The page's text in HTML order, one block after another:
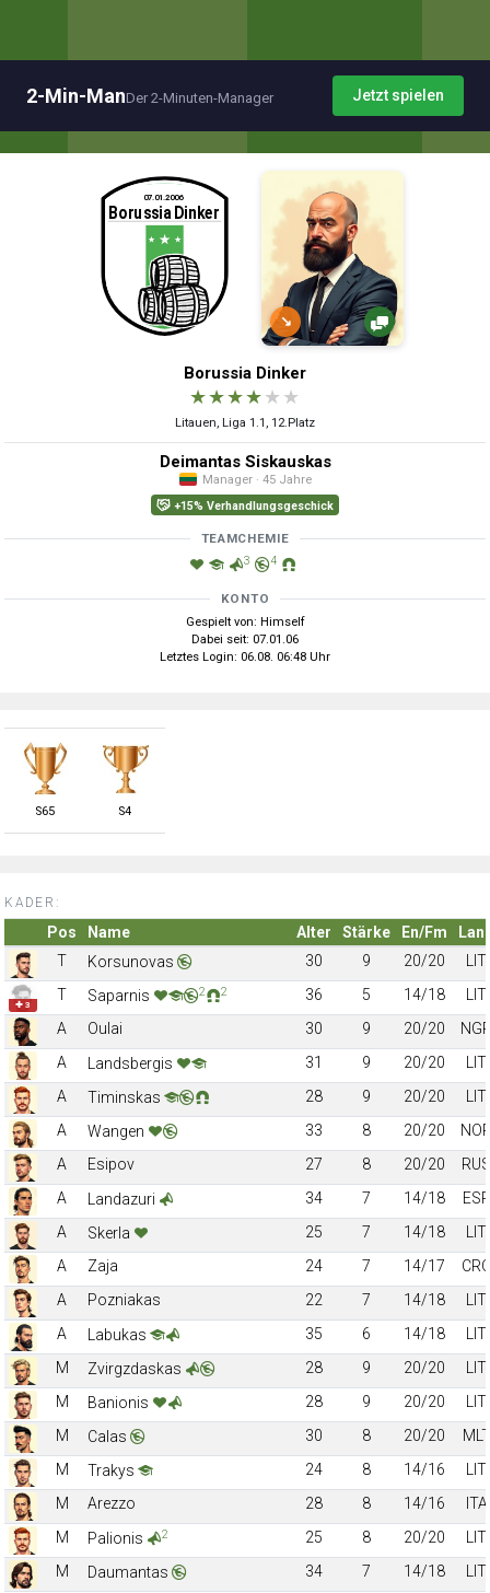
2-Min-ManDer 2-Minuten-Manager Jetzt spielen
↘
Borussia Dinker
★★★★★ ★
Litauen, Liga 1.1, 12.Platz
Deimantas Siskauskas
Manager · 45 Jahre
+15% Verhandlungsgeschick
TEAMCHEMIE
3 4
KONTO
Gespielt von: Himself
Dabei seit: 07.01.06
Letztes Login: 06.08. 06:48 Uhr
S65 S4
KADER:
Pos Name Alter Stärke En/Fm
T
Korsunovas 30 9 20/20 LIT
✚ 3
T Saparnis 2 2 36 5 14/18
LIT
A
Oulai 30 9 20/20
A
Landsbergis 31 9 20/20
LIT
A
Timinskas 28 9 20/20
LIT
A
Wangen 33 8 20/20
A
Esipov 27 8 20/20
RUS
A
Landazuri 34 7 14/18
ESP
A
Skerla 25 7 14/18
LIT
A
Zaja 24 7 14/17
A
Pozniakas 22 7 14/18
LIT
A
Labukas 35 6 14/18
LIT
M
Zvirgzdaskas 28 9 20/20
LIT
M
Banionis 28 9 20/20
LIT
M
Calas 30 8 20/20
MLT
M
Trakys 24 8 14/16
LIT
M
Arezzo 28 8 14/16
ITA
M
Palionis 2 25 8 20/20
LIT
M
Daumantas 34 7 14/18
LIT